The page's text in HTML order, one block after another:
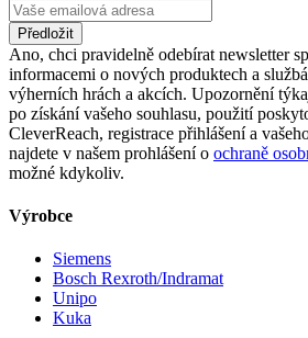
oder einem höheren Verschleiß
Anlehnung unserer Reparatur an
Maschinenrichtlinie 2006/42/EG
Austausch aller Komponenten,
identifiziert werden und somit ein
Maschine und deren Betreiber
Ausschließliche Verwendung der
Gesetzgeber neuen &
Überprüfung aller relevanten
Mit unserer
unseremzertifizierten Reparaturprozess
Qualität zu priorisieren.
Verkauf von Ersatz- und
Předložit
Ano, chci pravidelně odebírat newsletter
informacemi o nových produktech a
výherních hrách a akcích. Upozornění
po získání vašeho souhlasu, použití
CleverReach, registrace přihlášení a
najdete v našem prohlášení o ochraně
možné kdykoliv.
Výrobce
Siemens
Bosch Rexroth/Indramat
Unipo
Kuka